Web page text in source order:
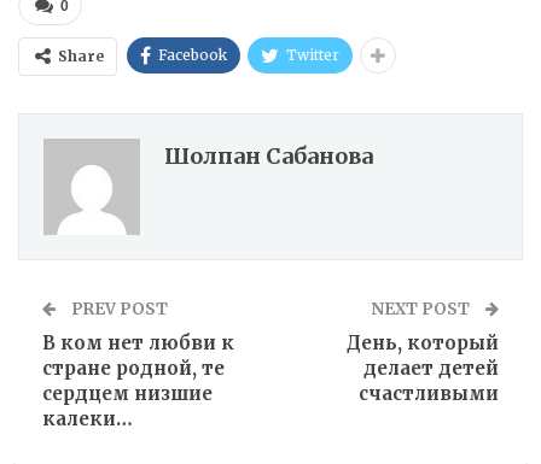
0
Share Facebook Twitter
Шолпан Сабанова
PREV POST
В ком нет любви к
стране родной, те
сердцем низшие
калеки…
NEXT POST
День, который
делает детей
счастливыми